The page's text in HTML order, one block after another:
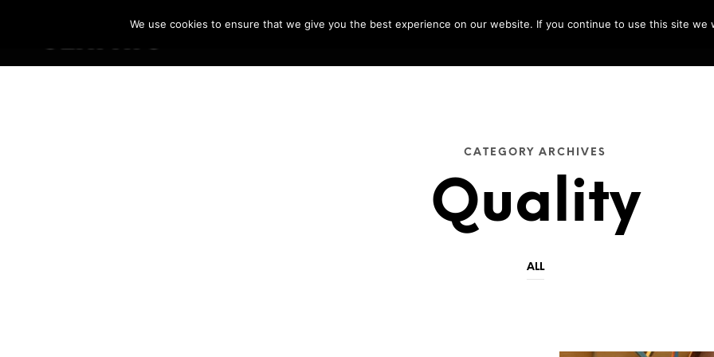
INDUSTRIAL DIELÉCTRICAS 18 000 VOLTS TÁCTICAS ✍️ COTIZACIÓN
CATEGORY ARCHIVES
Quality
ALL
We use cookies to ensure that we give you the best experience on our website. If you continue to use this site we